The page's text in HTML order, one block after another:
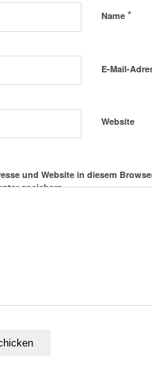
Name *
E-Mail-
Website
und Website in diesem
speichern.